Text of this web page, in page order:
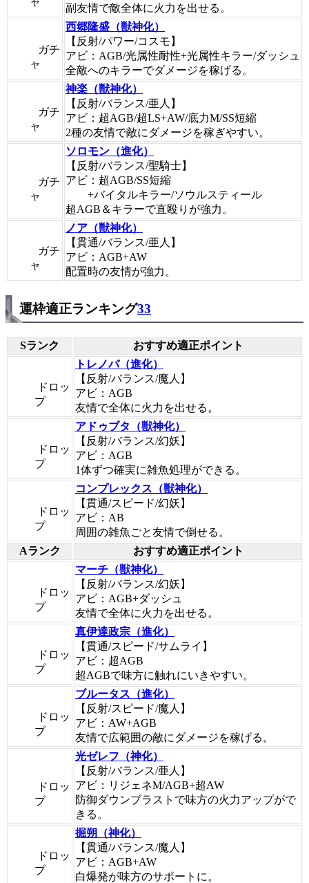
副友情で敵全体に火力を出せる。
ガチ
ャ
西郷隆盛（獣神化）
【反射/パワー/コスモ】
アビ：AGB/光属性耐性+光属性キラー/ダッシュ
全敵へのキラーでダメージを稼げる。
ガチ
ャ
神楽（獣神化）
【反射/バランス/亜人】
アビ：超AGB/超LS+AW/底力M/SS短縮
2種の友情で敵にダメージを稼ぎやすい。
ガチ
ャ
ソロモン（進化）
【反射/バランス/聖騎士】
アビ：超AGB/SS短縮
+バイタルキラー/ソウルスティール
超AGB＆キラーで直殴りが強力。
ガチ
ャ
ノア（獣神化）
【貫通/バランス/亜人】
アビ：AGB+AW
配置時の友情が強力。
運枠適正ランキング33
Sランク おすすめ適正ポイント
ドロッ
プ
トレノバ（進化）
【反射/バランス/魔人】
アビ：AGB
友情で全体に火力を出せる。
ドロッ
プ
アドゥブタ（獣神化）
【反射/バランス/幻妖】
アビ：AGB
1体ずつ確実に雑魚処理ができる。
ドロッ
プ
コンプレックス（獣神化）
【貫通/スピード/幻妖】
アビ：AB
周囲の雑魚ごと友情で倒せる。
Aランク
おすすめ適正ポイント
ドロッ
プ
マーチ（獣神化）
【反射/バランス/幻妖】
アビ：AGB+ダッシュ
友情で全体に火力を出せる。
ドロッ
プ
真伊達政宗（進化）
【貫通/スピード/サムライ】
アビ：超AGB
超AGBで味方に触れにいきやすい。
ドロッ
プ
ブルータス（進化）
【反射/スピード/魔人】
アビ：AW+AGB
友情で広範囲の敵にダメージを稼げる。
ドロッ
プ
光ゼレフ（神化）
【反射/バランス/亜人】
アビ：リジェネM/AGB+超AW
防御ダウンブラストで味方の火力アップがで
きる。
ドロッ
プ
掘朔（神化）
【貫通/バランス/魔人】
アビ：AGB+AW
白爆発が味方のサポートに。